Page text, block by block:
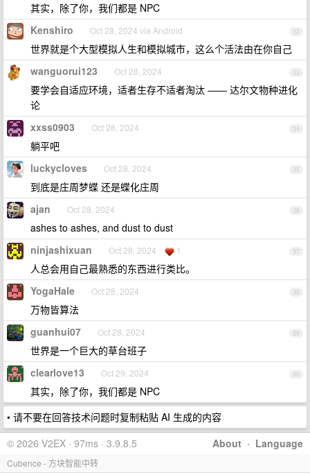
其实，除了你，我们都是 NPC
32
Kenshiro Oct 28, 2024 via Android
世界就是个大型模拟人生和模拟城市，这么个活法由在你自己
33
wanguorui123 Oct 28, 2024
要学会自适应环境，适者生存不适者淘汰 —— 达尔文物种进化
论
34
xxss0903 Oct 28, 2024
躺平吧
35
luckycloves Oct 28, 2024
到底是庄周梦蝶 还是蝶化庄周
36
ajan Oct 28, 2024
ashes to ashes, and dust to dust
37
ninjashixuan Oct 28, 2024 1
人总会用自己最熟悉的东西进行类比。
38
YogaHale Oct 28, 2024
万物皆算法
39
guanhui07 Oct 28, 2024
世界是一个巨大的草台班子
40
clearlove13 Oct 29, 2024
其实，除了你，我们都是 NPC
• 请不要在回答技术问题时复制粘贴 AI 生成的内容
About · Language
© 2026 V2EX · 97ms · 3.9.8.5
Cubence - 方块智能中转